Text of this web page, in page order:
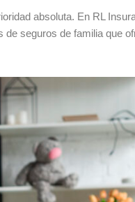
absoluta. En RL
seguros de familia que